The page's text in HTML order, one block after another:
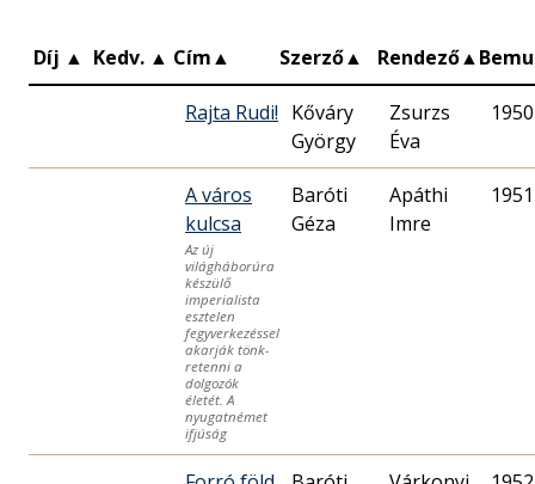
Díj ▲ Kedv. ▲ Cím▲ Szerző▲ Rendező▲
Rajta Rudi! Kőváry
György
Zsurzs
Éva
A város
kulcsa
Az új
világháborúra
készülő
imperialista
esztelen
fegyverkezéssel
akarják tönk­
retenni a
dolgozók
életét. A
nyugatnémet
ifjúság
Baróti
Géza
Apáthi
Imre